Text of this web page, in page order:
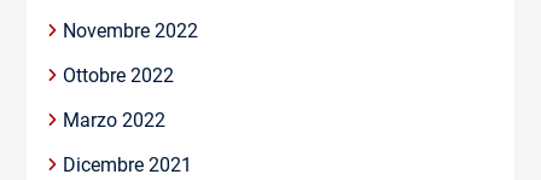
Novembre 2022
Ottobre 2022
Marzo 2022
Dicembre 2021